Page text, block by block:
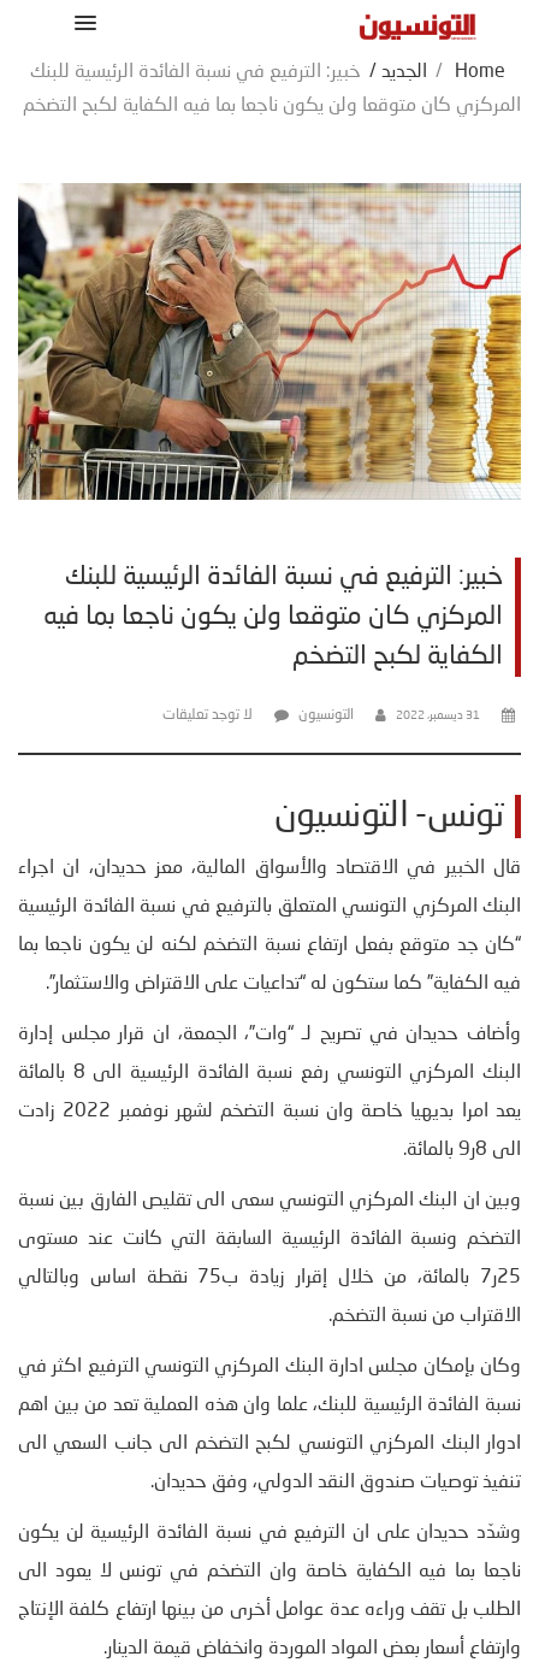
Home
/ الجديد / خبير: الترفيع في نسبة الفائدة الرئيسية للبنك
المركزي كان متوقعا ولن يكون ناجعا بما فيه الكفاية لكبح التضخم
خبير: الترفيع في نسبة الفائدة الرئيسية للبنك
المركزي كان متوقعا ولن يكون ناجعا بما فيه
الكفاية لكبح التضخم
31 ديسمبر، 2022 التونسيون لا توجد تعليقات
تونس- التونسيون
قال الخبير في الاقتصاد والأسواق المالية، معز حديدان، ان اجراء
البنك المركزي التونسي المتعلق بالترفيع في نسبة الفائدة الرئيسية
“كان جد متوقع بفعل ارتفاع نسبة التضخم لكنه لن يكون ناجعا بما
فيه الكفاية” كما ستكون له “تداعيات على الاقتراض والاستثمار”.
وأضاف حديدان في تصريح لـ “وات”، الجمعة، ان قرار مجلس إدارة
البنك المركزي التونسي رفع نسبة الفائدة الرئيسية الى 8 بالمائة
يعد امرا بديهيا خاصة وان نسبة التضخم لشهر نوفمبر 2022 زادت
الى 8ر9 بالمائة.
وبين ان البنك المركزي التونسي سعى الى تقليص الفارق بين نسبة
التضخم ونسبة الفائدة الرئيسية السابقة التي كانت عند مستوى
25ر7 بالمائة، من خلال إقرار زيادة ب75 نقطة اساس وبالتالي
الاقتراب من نسبة التضخم.
وكان بإمكان مجلس ادارة البنك المركزي التونسي الترفيع اكثر في
نسبة الفائدة الرئيسية للبنك، علما وان هذه العملية تعد من بين اهم
ادوار البنك المركزي التونسي لكبح التضخم الى جانب السعي الى
تنفيذ توصيات صندوق النقد الدولي، وفق حديدان.
وشدّد حديدان على ان الترفيع في نسبة الفائدة الرئيسية لن يكون
ناجعا بما فيه الكفاية خاصة وان التضخم في تونس لا يعود الى
الطلب بل تقف وراءه عدة عوامل أخرى من بينها ارتفاع كلفة الإنتاج
وارتفاع أسعار بعض المواد الموردة وانخفاض قيمة الدينار.